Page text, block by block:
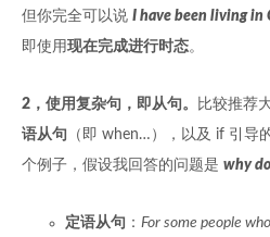
但你完全可以说 I have been living in
即使用现在完成进行时态。
2，使用复杂句，即从句。 比较推荐
语从句
（即 when…），以及 if 引导
个例子，假设我回答的问题是 why
定语从句 ： For some people